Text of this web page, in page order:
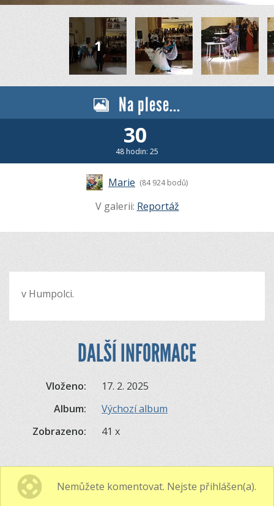
Na plese...
30
48 hodin: 25
Marie (84 924 bodů)
V galerii: Reportáž
v Humpolci.
DALŠÍ INFORMACE
Vloženo:
17. 2. 2025
Album:
Výchozí album
Zobrazeno:
41 x
Nemůžete komentovat. Nejste přihlášen(a).